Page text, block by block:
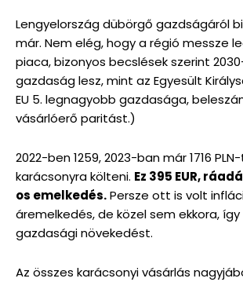
Lengyelország dübörgő gazdságáról
már. Nem elég, hogy a régió messze
piaca, bizonyos becslések szerint
gazdaság lesz, mint az Egyesült
EU 5. legnagyobb gazdasága,
vásárlóerő paritást.)
2022-ben 1259, 2023-ban már 1716
karácsonyra költeni. Ez 395 EUR,
os emelkedés.Persze ott is volt
áremelkedés, de közel sem ekkora,
gazdasági növekedést.
Az összes karácsonyi vásárlás